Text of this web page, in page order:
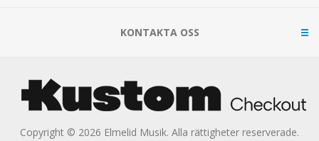
KONTAKTA OSS
Copyright © 2026 Elmelid Musik. Alla rättigheter reserverade.